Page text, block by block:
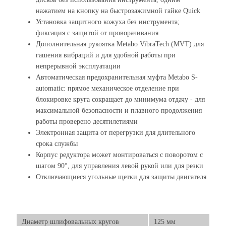
нажатием на кнопку на быстрозажимной гайке Quick
Установка защитного кожуха без инструмента;
фиксация с защитой от проворачивания
Дополнительная рукоятка Metabo VibraTech (MVT) для
гашения вибраций и для удобной работы при
непрерывной эксплуатации
Автоматическая предохранительная муфта Metabo S-
automatic: прямое механическое отделение при
блокировке круга сокращает до минимума отдачу - для
максимальной безопасности и плавного продолжения
работы проверено десятилетиями
Электронная защита от перегрузки для длительного
срока службы
Корпус редуктора может монтироваться с поворотом с
шагом 90°, для управления левой рукой или для резки
Отключающиеся угольные щетки для защиты двигателя
Диаметр шлифовальных кругов 125 мм